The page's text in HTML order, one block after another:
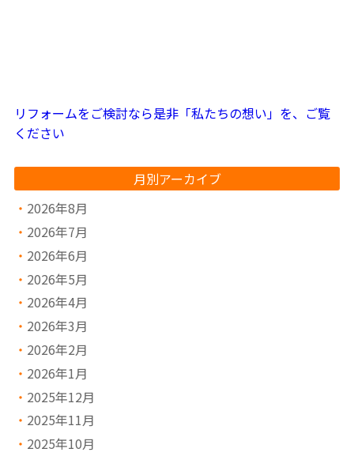
リフォームをご検討なら是非「私たちの想い」を、ご覧
ください
月別アーカイブ
2026年8月
2026年7月
2026年6月
2026年5月
2026年4月
2026年3月
2026年2月
2026年1月
2025年12月
2025年11月
2025年10月